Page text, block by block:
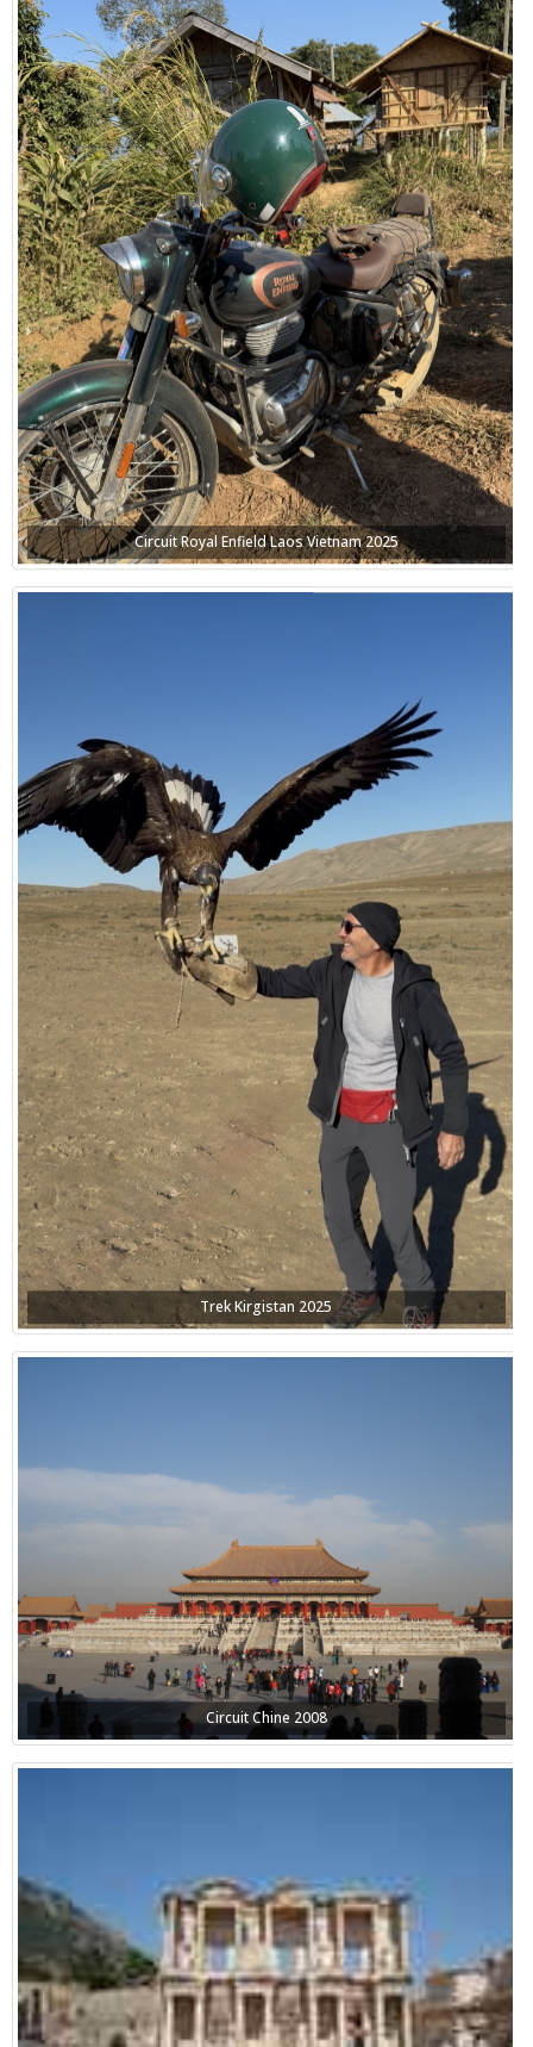
Circuit Royal Enfield Laos Vietnam 2025
Trek Kirgistan 2025
Circuit Chine 2008